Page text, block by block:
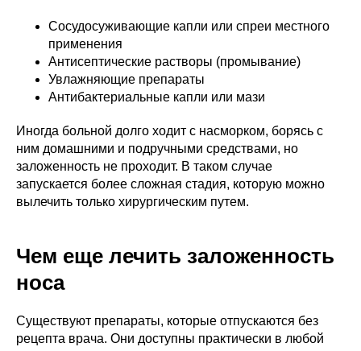
Сосудосуживающие капли или спреи местного
применения
Антисептические растворы (промывание)
Увлажняющие препараты
Антибактериальные капли или мази
Иногда больной долго ходит с насморком, борясь с
ним домашними и подручными средствами, но
заложенность не проходит. В таком случае
запускается более сложная стадия, которую можно
вылечить только хирургическим путем.
Чем еще лечить заложенность
носа
Существуют препараты, которые отпускаются без
рецепта врача. Они доступны практически в любой